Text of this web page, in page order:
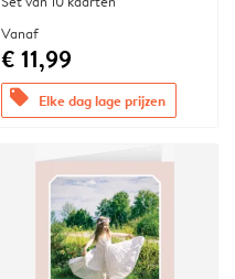
Vanaf
€ 11,99
offers Elke dag lage prijzen